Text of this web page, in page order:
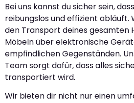
Bei uns kannst du sicher sein,
reibungslos und effizient abläuft.
den Transport deines gesamten
Möbeln über elektronische
empfindlichen Gegenständen.
Team sorgt dafür, dass alles
transportiert wird.
Wir bieten dir nicht nur einen